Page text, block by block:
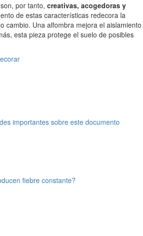
por tanto, creativas, acogedoras y
de estas características redecora la
cambio. Una alfombra mejora el aislamiento
esta pieza protege el suelo de posibles
importantes sobre este documento
fiebre constante?